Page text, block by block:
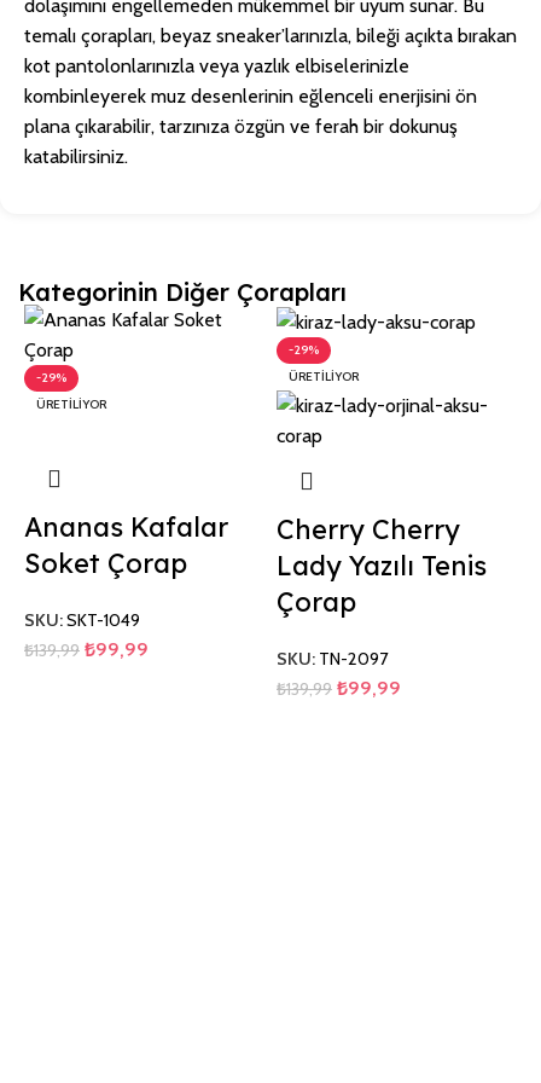
dolaşımını engellemeden mükemmel bir uyum sunar. Bu
temalı çorapları, beyaz sneaker’larınızla, bileği açıkta bırakan
kot pantolonlarınızla veya yazlık elbiselerinizle
kombinleyerek muz desenlerinin eğlenceli enerjisini ön
plana çıkarabilir, tarzınıza özgün ve ferah bir dokunuş
katabilirsiniz.
Kategorinin Diğer Çorapları
-29%
ÜRETILIYOR
Ananas Kafalar
Soket Çorap
SKU:SKT-1049
₺139,99 ₺99,99
-29%
ÜRETILIYOR
Cherry Cherry
Lady Yazılı Tenis
Çorap
SKU: TN-2097
₺139,99 ₺99,99